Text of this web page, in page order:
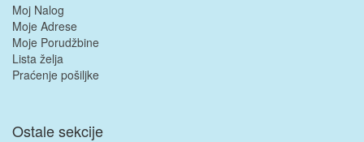
Moj Nalog
Moje Adrese
Moje Porudžbine
Lista želja
Praćenje pošiljke
Ostale sekcije